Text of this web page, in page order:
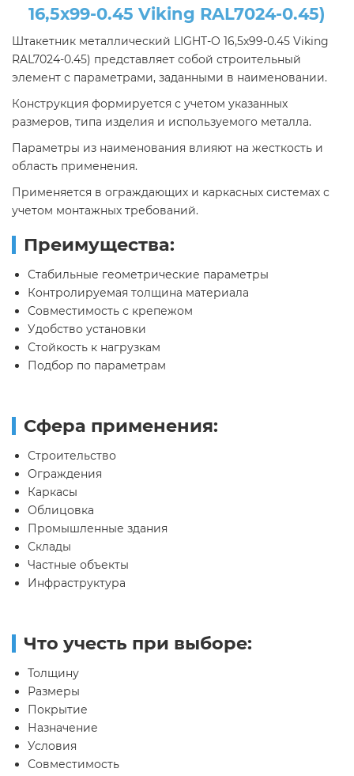
16,5х99-0.45 Viking RAL7024-0.45)
Штакетник металлический LIGHT-O 16,5х99-0.45 Viking
RAL7024-0.45) представляет собой строительный
элемент с параметрами, заданными в наименовании.
Конструкция формируется с учетом указанных
размеров, типа изделия и используемого металла.
Параметры из наименования влияют на жесткость и
область применения.
Применяется в ограждающих и каркасных системах с
учетом монтажных требований.
Преимущества:
Стабильные геометрические параметры
Контролируемая толщина материала
Совместимость с крепежом
Удобство установки
Стойкость к нагрузкам
Подбор по параметрам
Сфера применения:
Строительство
Ограждения
Каркасы
Облицовка
Промышленные здания
Склады
Частные объекты
Инфраструктура
Что учесть при выборе:
Толщину
Размеры
Покрытие
Назначение
Условия
Совместимость